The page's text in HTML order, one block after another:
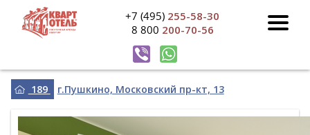
+7 (495) 255-58-30
8 800 200-70-56
189 г.Пушкино, Московский пр-кт, 13